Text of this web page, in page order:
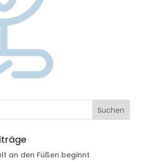
an den Füßen beginnt